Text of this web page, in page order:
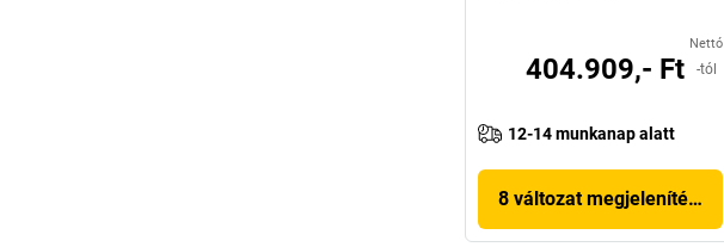
Nettó
404.909,- Ft -tól
12-14 munkanap alatt
8 változat megjelenítése